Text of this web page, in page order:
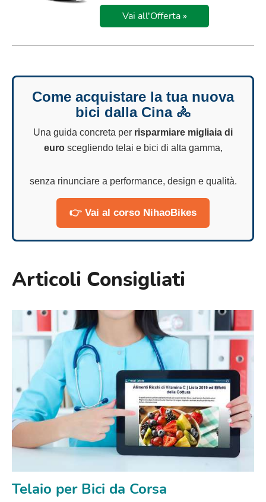
Vai all'Offerta »
Come acquistare la tua nuova
bici dalla Cina 🚴
Una guida concreta per risparmiare migliaia di
euroscegliendo telai e bici di alta gamma,
senza rinunciare a performance, design e qualità.
👉 Vai al corso NihaoBikes
Articoli Consigliati
Telaio per Bici da Corsa